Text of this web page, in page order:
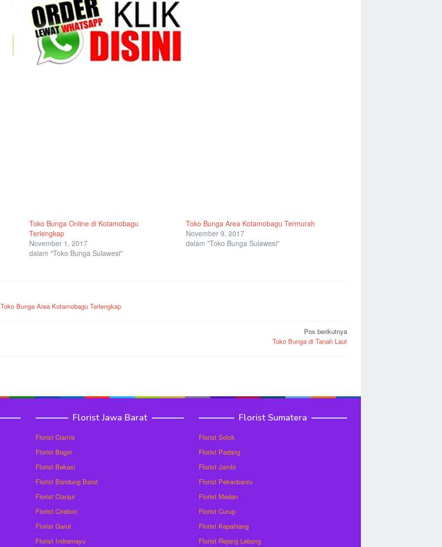
Toko Bunga Online di Kotamobagu
Terlengkap
November 1, 2017
dalam "Toko Bunga Sulawesi"
Toko Bunga Area Kotamobagu Termurah
November 9, 2017
dalam "Toko Bunga Sulawesi"
Toko Bunga Area Kotamobagu Terlengkap
Pos berikutnya
Toko Bunga di Tanah Laut
Florist Jawa Barat
Florist Ciamis
Florist Bogor
Florist Bekasi
Florist Bandung Barat
Florist Cianjur
Florist Cirebon
Florist Garut
Florist Indramayu
Florist Sumatera
Florist Solok
Florist Padang
Florist Jambi
Florist Pekanbanru
Florist Medan
Florist Curup
Florist Kepahiang
Florist Rejang Lebong